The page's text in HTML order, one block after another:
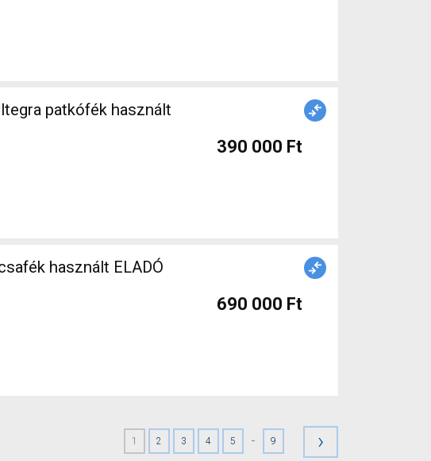
390 000 Ft
használt ELADÓ
690 000 Ft
1 2 3 4 5 - 9 ›